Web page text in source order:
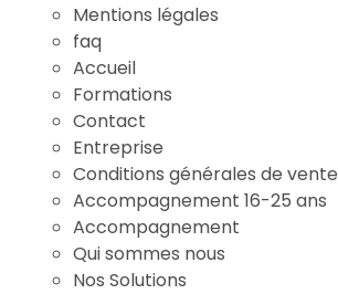
Mentions légales
faq
Accueil
Formations
Contact
Entreprise
Conditions générales de vente
Accompagnement 16-25 ans
Accompagnement
Qui sommes nous
Nos Solutions